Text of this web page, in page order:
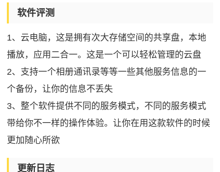
软件评测
1、云电脑，这是拥有次大存储空间的共享盘，本地
播放，应用二合一。这是一个可以轻松管理的云盘
2、支持一个相册通讯录等等一些其他服务信息的一
个备份，让你的信息不丢失
3、整个软件提供不同的服务模式，不同的服务模式
带给你不一样的操作体验。让你在用这款软件的时候
更加随心所欲
更新日志